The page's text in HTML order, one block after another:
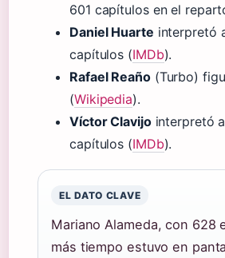
601 capítulos en el
Daniel Huarte interpretó
capítulos (IMDb).
Rafael Reaño(Turbo)
(Wikipedia).
Víctor Clavijointerpretó a
capítulos (IMDb).
EL DATO CLAVE
Mariano Alameda, con 628
más tiempo estuvo en